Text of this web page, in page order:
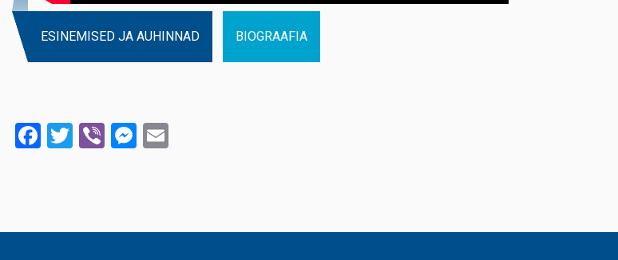
ESINEMISED JA AUHINNAD BIOGRAAFIA
Facebook
Twitter
ViberMessenger